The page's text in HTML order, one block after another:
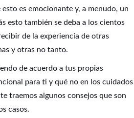
es emocionante y, a menudo, un
esto también se deba a los cientos
de la experiencia de otras
y otras no tanto.
de acuerdo a tus propias
para ti y qué no en los cuidados
traemos algunos consejos que son
casos.